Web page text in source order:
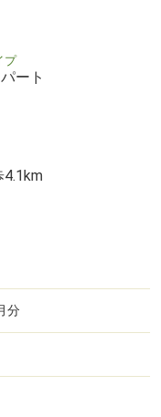
プ
ート
分